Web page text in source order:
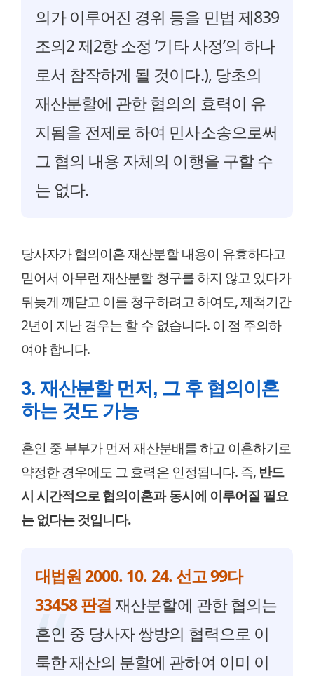
의가 이루어진 경위 등을 민법 제839
조의2 제2항 소정 ‘기타 사정’의 하나
로서 참작하게 될 것이다.), 당초의
재산분할에 관한 협의의 효력이 유
지됨을 전제로 하여 민사소송으로써
그 협의 내용 자체의 이행을 구할 수
는 없다.
당사자가 협의이혼 재산분할 내용이 유효하다고
믿어서 아무런 재산분할 청구를 하지 않고 있다가
뒤늦게 깨닫고 이를 청구하려고 하여도, 제척기간
2년이 지난 경우는 할 수 없습니다. 이 점 주의하
여야 합니다.
3. 재산분할 먼저, 그 후 협의이혼
하는 것도 가능
혼인 중 부부가 먼저 재산분배를 하고 이혼하기로
약정한 경우에도 그 효력은 인정됩니다. 즉, 반드
시 시간적으로 협의이혼과 동시에 이루어질 필요
는 없다는 것입니다.
대법원 2000. 10. 24. 선고 99다
33458 판결재산분할에 관한 협의는
혼인 중 당사자 쌍방의 협력으로 이
룩한 재산의 분할에 관하여 이미 이